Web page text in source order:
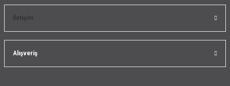
İletişim
Alışveriş